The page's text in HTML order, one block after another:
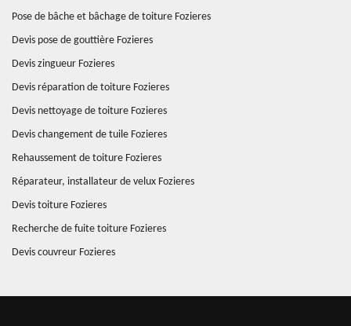
Pose de bâche et bâchage de toiture Fozieres
Devis pose de gouttière Fozieres
Devis zingueur Fozieres
Devis réparation de toiture Fozieres
Devis nettoyage de toiture Fozieres
Devis changement de tuile Fozieres
Rehaussement de toiture Fozieres
Réparateur, installateur de velux Fozieres
Devis toiture Fozieres
Recherche de fuite toiture Fozieres
Devis couvreur Fozieres